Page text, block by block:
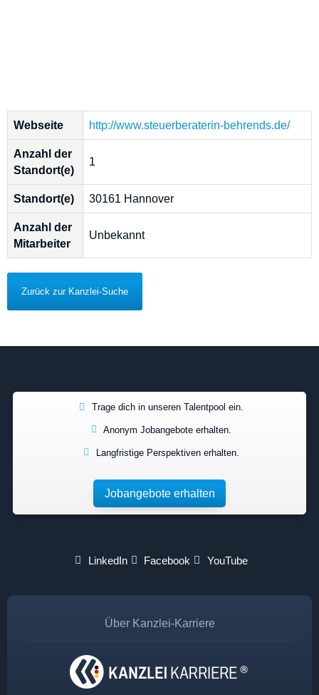
Webseite http://www.steuerberaterin-behrends.de/
Anzahl der
Standort(e)
1
Standort(e) 30161 Hannover
Anzahl der
Mitarbeiter
Unbekannt
Zurück zur Kanzlei-Suche
Trage dich in unseren Talentpool ein.
Anonym Jobangebote erhalten.
Langfristige Perspektiven erhalten.
Jobangebote erhalten
LinkedIn Facebook YouTube
Über Kanzlei-Karriere